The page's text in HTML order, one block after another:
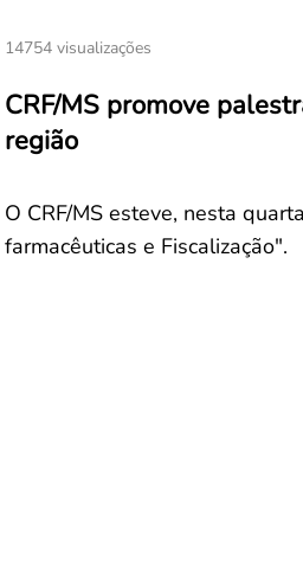
14754 visualizações
CRF/MS promove
região
O CRF/MS esteve, nesta
farmacêuticas e Fiscalização".